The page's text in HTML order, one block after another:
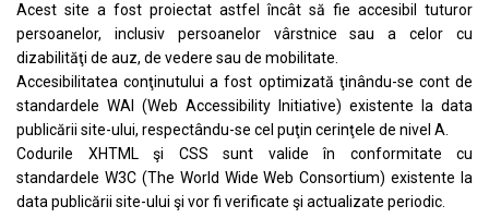
Acest site a fost proiectat astfel încât să fie accesibil tuturor
persoanelor, inclusiv persoanelor vârstnice sau a celor cu
dizabilităţi de auz, de vedere sau de mobilitate.
Accesibilitatea conţinutului a fost optimizată ţinându-se cont de
standardele WAI (Web Accessibility Initiative) existente la data
publicării site-ului, respectându-se cel puţin cerinţele de nivel A.
Codurile XHTML şi CSS sunt valide în conformitate cu
standardele W3C (The World Wide Web Consortium) existente la
data publicării site-ului şi vor fi verificate şi actualizate periodic.